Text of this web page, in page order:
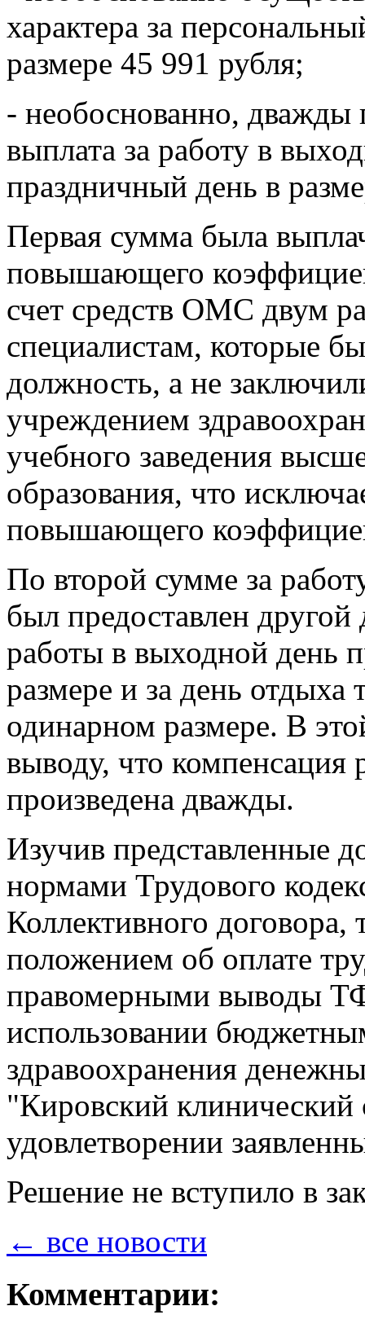
характера за
размере 45 991 рубля;
- необоснованно, дважды
выплата за работу в
праздничный день в
Первая сумма была
повышающего
счет средств ОМС двум
специалистам, которые
должность, а не
учреждением
учебного заведения
образования, что
повышающего
По второй сумме за
был предоставлен
работы в выходной день
размере и за день отдыха
одинарном размере. В
выводу, что компенсация
произведена дважды.
Изучив представленные
нормами Трудового
Коллективного договора,
положением об оплате
правомерными выводы
использовании
здравоохранения
"Кировский клинический
удовлетворении
Решение не вступило в
← все новости
Комментарии: